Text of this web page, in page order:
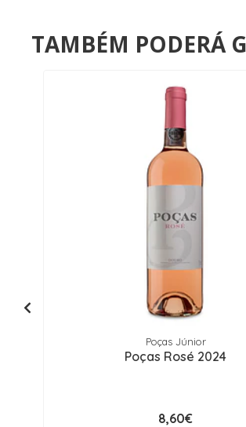
TAMBÉM PODERÁ
Poças Júnior
Poças Rosé 2024
8,60€